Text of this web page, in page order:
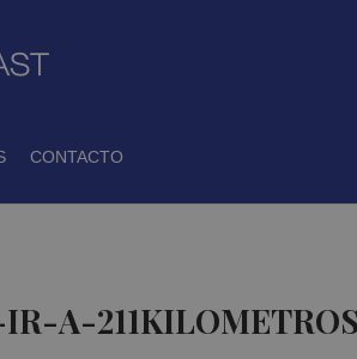
CONTACTO
A-